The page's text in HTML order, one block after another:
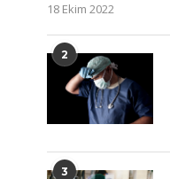
18 Ekim 2022
2
3